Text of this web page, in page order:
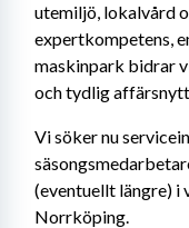
utemiljö, lokalvård
expertkompetens,
maskinpark bidrar
och tydlig
Vi söker nu
(eventuellt längre) i
Norrköping.